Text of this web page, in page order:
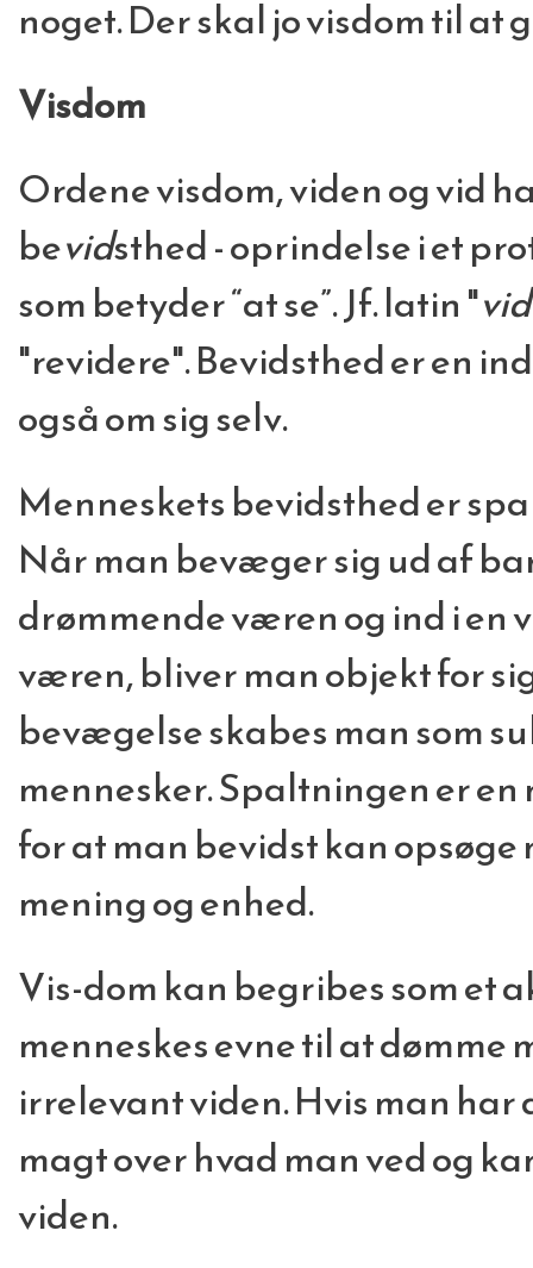
noget. Der skal jo visdom til at
Visdom
Ordene visdom, viden og vid
bevidsthed - oprindelse i et
som betyder “at se”. Jf. latin "
"revidere". Bevidsthed er en
også om sig selv.
Menneskets bevidsthed er
Når man bevæger sig ud af
drømmende væren og ind i en
væren, bliver man objekt for
bevægelse skabes man som
mennesker. Spaltningen er
for at man bevidst kan
mening og enhed.
Vis-dom kan begribes som et
menneskes evne til at dømme
irrelevant viden. Hvis man
magt over hvad man ved og
viden.